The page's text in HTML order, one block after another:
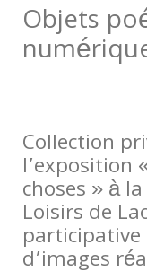
Objets
Collection
l’exposition
choses » à
Loisirs de
d’images